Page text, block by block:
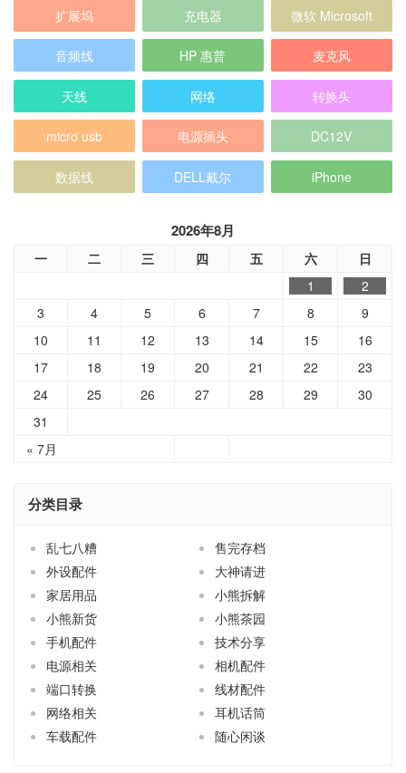
扩展坞 充电器 微软 Microsoft
音频线 HP 惠普 麦克风
天线 网络 转换头
micro usb 电源插头 DC12V
数据线 DELL戴尔 iPhone
2026年8月
一 二 三 四 五 六 日
« 7月
1
2
3
4 5 6 7 8
9
10
11 12 13 14 15
16
17
18 19 20 21 22
23
24
25 26 27 28 29
30
31
分类目录
乱七八糟
售完存档
外设配件
大神请进
家居用品
小熊拆解
小熊新货
小熊茶园
手机配件
技术分享
电源相关
相机配件
端口转换
线材配件
网络相关
耳机话筒
车载配件
随心闲谈